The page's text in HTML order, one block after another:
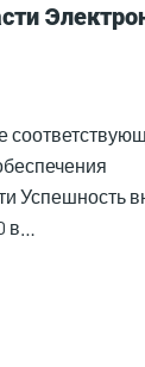
Успешность
в…